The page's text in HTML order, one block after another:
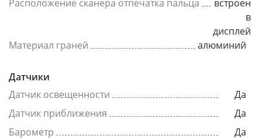
Расположение сканера отпечатка пальца
встроен
в
дисплей
Материал граней
алюминий
Датчики
Датчик освещенности
Да
Датчик приближения
Да
Барометр
Да